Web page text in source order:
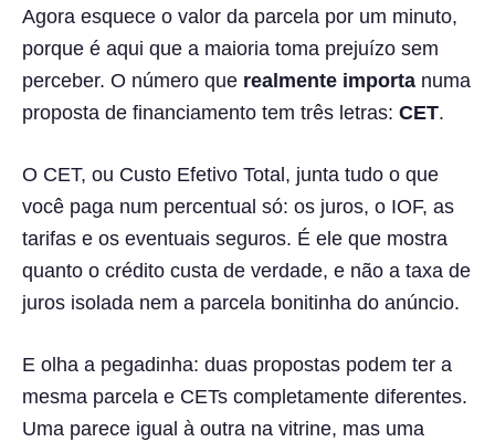
Agora esquece o valor da parcela por um minuto,
porque é aqui que a maioria toma prejuízo sem
perceber. O número que realmente importa numa
proposta de financiamento tem três letras: CET.
O CET, ou Custo Efetivo Total, junta tudo o que
você paga num percentual só: os juros, o IOF, as
tarifas e os eventuais seguros. É ele que mostra
quanto o crédito custa de verdade, e não a taxa de
juros isolada nem a parcela bonitinha do anúncio.
E olha a pegadinha: duas propostas podem ter a
mesma parcela e CETs completamente diferentes.
Uma parece igual à outra na vitrine, mas uma